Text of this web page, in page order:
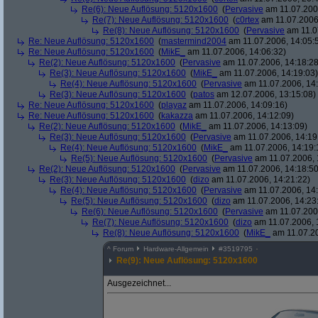
Re(6): Neue Auflösung: 5120x1600 (Pervasive am
Re(7): Neue Auflösung: 5120x1600 (c0rtex am
Re(8): Neue Auflösung: 5120x1600 (Pervasive am
Re: Neue Auflösung: 5120x1600 (mastermind2004 am 11.07.2006,
Re: Neue Auflösung: 5120x1600 (MikE_
am 11.07.2006, 14:06:32)
Re(2): Neue Auflösung: 5120x1600 (Pervasive am 11.07.2006,
Re(3): Neue Auflösung: 5120x1600 (MikE_
am 11.07.2006, 14:19:03)
Re(4): Neue Auflösung: 5120x1600 (Pervasive am 11.07.2006,
Re(3): Neue Auflösung: 5120x1600 (patos am 12.07.2006, 13:15:08)
Re: Neue Auflösung: 5120x1600 (playaz am 11.07.2006, 14:09:16)
Re: Neue Auflösung: 5120x1600 (kakazza am 11.07.2006, 14:12:09)
Re(2): Neue Auflösung: 5120x1600 (MikE_
am 11.07.2006, 14:13:09)
Re(3): Neue Auflösung: 5120x1600 (Pervasive am 11.07.2006,
Re(4): Neue Auflösung: 5120x1600 (MikE_
am 11.07.2006,
Re(5): Neue Auflösung: 5120x1600 (Pervasive am 11.07.2006,
Re(2): Neue Auflösung: 5120x1600 (Pervasive am 11.07.2006,
Re(3): Neue Auflösung: 5120x1600 (dizo am 11.07.2006, 14:21:22)
Re(4): Neue Auflösung: 5120x1600 (Pervasive am 11.07.2006,
Re(5): Neue Auflösung: 5120x1600 (dizo am 11.07.2006,
Re(6): Neue Auflösung: 5120x1600 (Pervasive am
Re(7): Neue Auflösung: 5120x1600 (dizo am 11.07.2006,
Re(8): Neue Auflösung: 5120x1600 (MikE_ am
^ Forum Hardware-Allgemein #3519795
Re(9): Neue Auflösung: 5120x1600
Ausgezeichnet...